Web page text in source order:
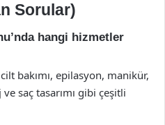
Sorular)
hangi hizmetler
bakımı, epilasyon, manikür,
saç tasarımı gibi çeşitli